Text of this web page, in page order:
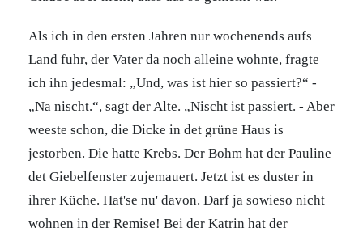
Als ich in den ersten Jahren nur wochenends aufs
Land fuhr, der Vater da noch alleine wohnte, fragte
ich ihn jedesmal: „Und, was ist hier so passiert?“ -
„Na nischt.“, sagt der Alte. „Nischt ist passiert. - Aber
weeste schon, die Dicke in det grüne Haus is
jestorben. Die hatte Krebs. Der Bohm hat der Pauline
det Giebelfenster zujemauert. Jetzt ist es duster in
ihrer Küche. Hat'se nu' davon. Darf ja sowieso nicht
wohnen in der Remise! Bei der Katrin hat der